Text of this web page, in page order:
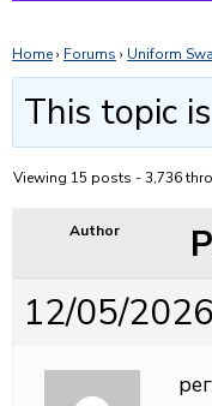
Home› Forums › Uniform
This topic
Viewing 15 posts - 3,736
Author
12/05/